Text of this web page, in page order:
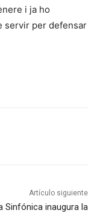
i ja ho
servir per defensar
Artículo siguiente
Sinfónica inaugura la